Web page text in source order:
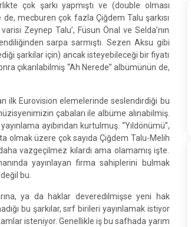
çok şarkı yapmıştı ve (double olması
mecburen çok fazla Çiğdem Talu şarkısı
Zeynep Talu’, Füsun Önal ve Selda’nın
sarpa sarmıştı. Sezen Aksu gibi
şarkılar için) ancak isteyebileceği bir fiyatı
çıkarılabilmiş “Ah Nerede” albümünün de,
ilk Eurovision elemelerinde seslendirdiği bu
çabaları ile albüme alınabilmiş.
ayıbından kurtulmuş. “Yıldönümü”,
olmak üzere çok sayıda Çiğdem Talu-Melih
vazgeçilmez kılardı ama olamamış işte.
yayınlayan firma sahiplerini bulmak
bu.
ya da haklar deveredilmişse yeni hak
bu şarkılar, sırf birileri yayınlamak istiyor
isteniyor. Genellikle iş bu safhada yarım